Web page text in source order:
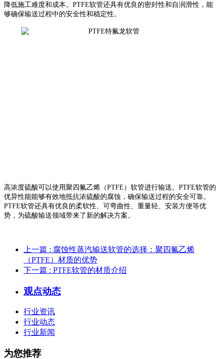
降低施工难度和成本。PTFE软管还具有优良的密封性和自润滑性，能
够确保输送过程中的安全性和稳定性。
高浓度硫酸可以使用聚四氟乙烯（PTFE）软管进行输送。PTFE软管的
优异性能能够有效地抵抗浓硫酸的腐蚀，确保输送过程的安全可靠。
PTFE软管还具有优良的柔软性、可弯曲性、重量轻、安装方便等优
势，为硫酸输送领域带来了新的解决方案。
上一篇 : 腐蚀性蒸汽输送软管的选择：聚四氟乙烯
（PTFE）材质的优势
下一篇 : PTFE软管的材质介绍
观点动态
行业资讯
行业动态
行业新闻
为您推荐